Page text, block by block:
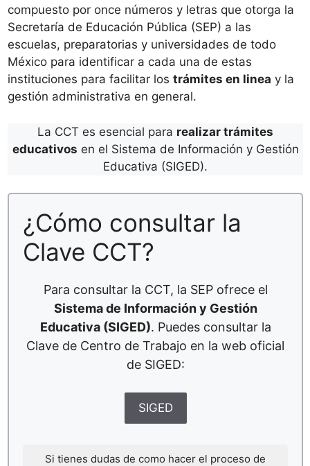
compuesto por once números y letras que otorga la
Secretaría de Educación Pública (SEP) a las
escuelas, preparatorias y universidades de todo
México para identificar a cada una de estas
instituciones para facilitar los trámites en linea y la
gestión administrativa en general.
La CCT es esencial para realizar trámites
educativos en el Sistema de Información y Gestión
Educativa (SIGED).
¿Cómo consultar la
Clave CCT?
Para consultar la CCT, la SEP ofrece el
Sistema de Información y Gestión
Educativa (SIGED). Puedes consultar la
Clave de Centro de Trabajo en la web oficial
de SIGED:
SIGED
Si tienes dudas de como hacer el proceso de